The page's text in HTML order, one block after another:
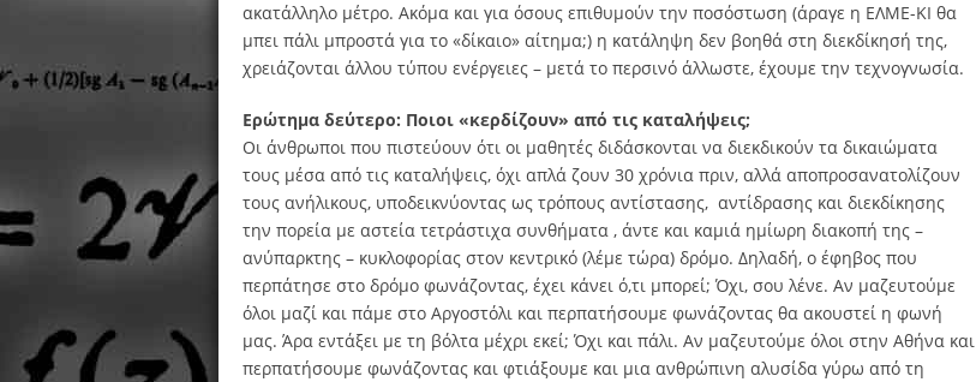
ακατάλληλο μέτρο. Ακόμα και για όσους επιθυμούν την ποσόστωση (άραγε η ΕΛΜΕ-ΚΙ θα
μπει πάλι μπροστά για το «δίκαιο» αίτημα;) η κατάληψη δεν βοηθά στη διεκδίκησή της,
χρειάζονται άλλου τύπου ενέργειες – μετά το περσινό άλλωστε, έχουμε την τεχνογνωσία.
Ερώτημα δεύτερο: Ποιοι «κερδίζουν» από τις καταλήψεις;
Οι άνθρωποι που πιστεύουν ότι οι μαθητές διδάσκονται να διεκδικούν τα δικαιώματα
τους μέσα από τις καταλήψεις, όχι απλά ζουν 30 χρόνια πριν, αλλά αποπροσανατολίζουν
τους ανήλικους, υποδεικνύοντας ως τρόπους αντίστασης, αντίδρασης και διεκδίκησης
την πορεία με αστεία τετράστιχα συνθήματα , άντε και καμιά ημίωρη διακοπή της –
ανύπαρκτης – κυκλοφορίας στον κεντρικό (λέμε τώρα) δρόμο. Δηλαδή, ο έφηβος που
περπάτησε στο δρόμο φωνάζοντας, έχει κάνει ό,τι μπορεί; Όχι, σου λένε. Αν μαζευτούμε
όλοι μαζί και πάμε στο Αργοστόλι και περπατήσουμε φωνάζοντας θα ακουστεί η φωνή
μας. Άρα εντάξει με τη βόλτα μέχρι εκεί; Όχι και πάλι. Αν μαζευτούμε όλοι στην Αθήνα και
περπατήσουμε φωνάζοντας και φτιάξουμε και μια ανθρώπινη αλυσίδα γύρω από τη